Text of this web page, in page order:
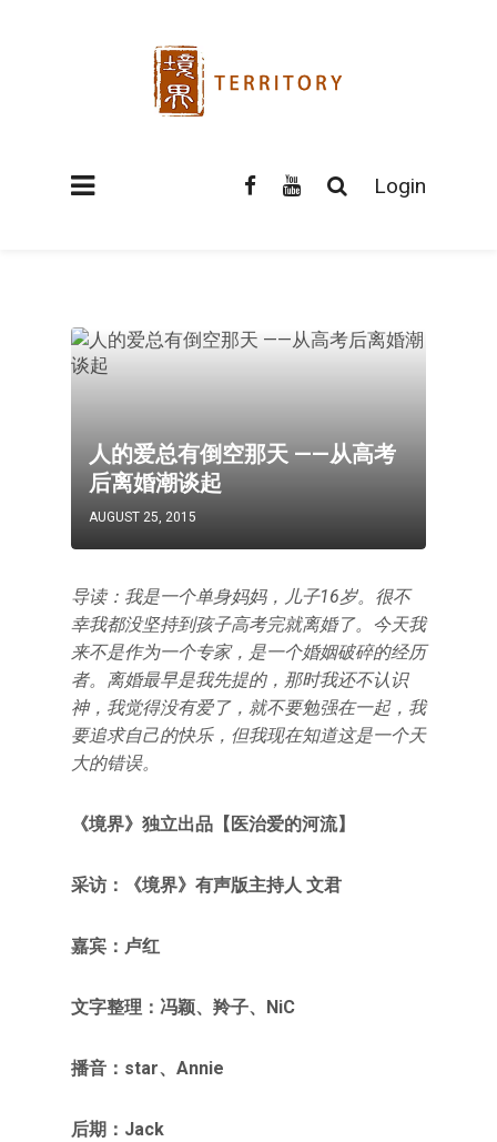
Login
人的爱总有倒空那天 ——从高考
后离婚潮谈起
AUGUST 25, 2015
导读：我是一个单身妈妈，儿子16岁。很不
幸我都没坚持到孩子高考完就离婚了。今天我
来不是作为一个专家，是一个婚姻破碎的经历
者。离婚最早是我先提的，那时我还不认识
神，我觉得没有爱了，就不要勉强在一起，我
要追求自己的快乐，但我现在知道这是一个天
大的错误。
《境界》独立出品【医治爱的河流】
采访：《境界》有声版主持人 文君
嘉宾：卢红
文字整理：冯颖、羚子、NiC
播音：star、Annie
后期：Jack